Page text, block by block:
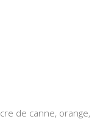
de canne, orange,